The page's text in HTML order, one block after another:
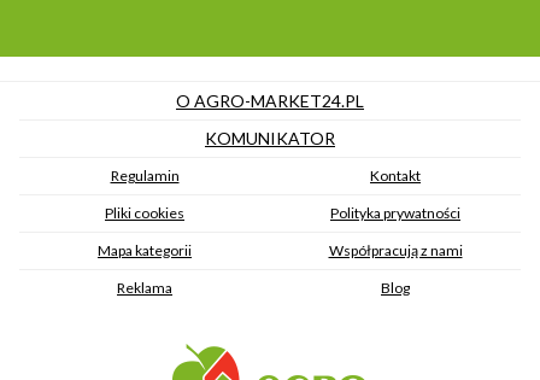
O AGRO-MARKET24.PL
KOMUNIKATOR
Regulamin Kontakt
Pliki cookies Polityka prywatności
Mapa kategorii Współpracują z nami
Reklama Blog